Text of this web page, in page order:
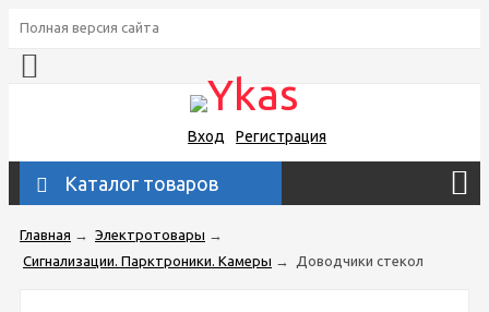
Полная версия сайта
Вход Регистрация
Каталог товаров
Главная → Электротовары →
Сигнализации. Парктроники. Камеры → Доводчики стекол